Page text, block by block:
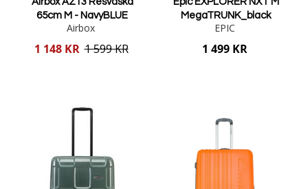
65cm M - NavyBLUE
Airbox
Reducerat
1 148 KR 1 599 KR
MegaTRUNK_black
EPIC
1 499 KR